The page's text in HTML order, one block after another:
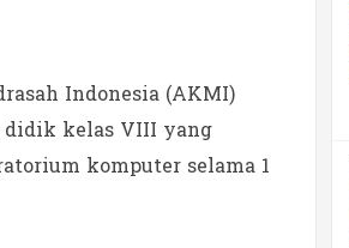
Indonesia (AKMI)
didik kelas VIII yang
komputer selama 1